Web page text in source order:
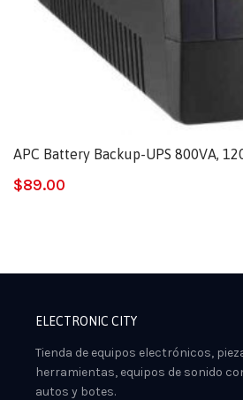
APC Battery Backup-UPS 800VA,
$89.00
ELECTRONIC CITY
Tienda de equipos electrónicos,
herramientas, equipos de sonido
autos y botes.